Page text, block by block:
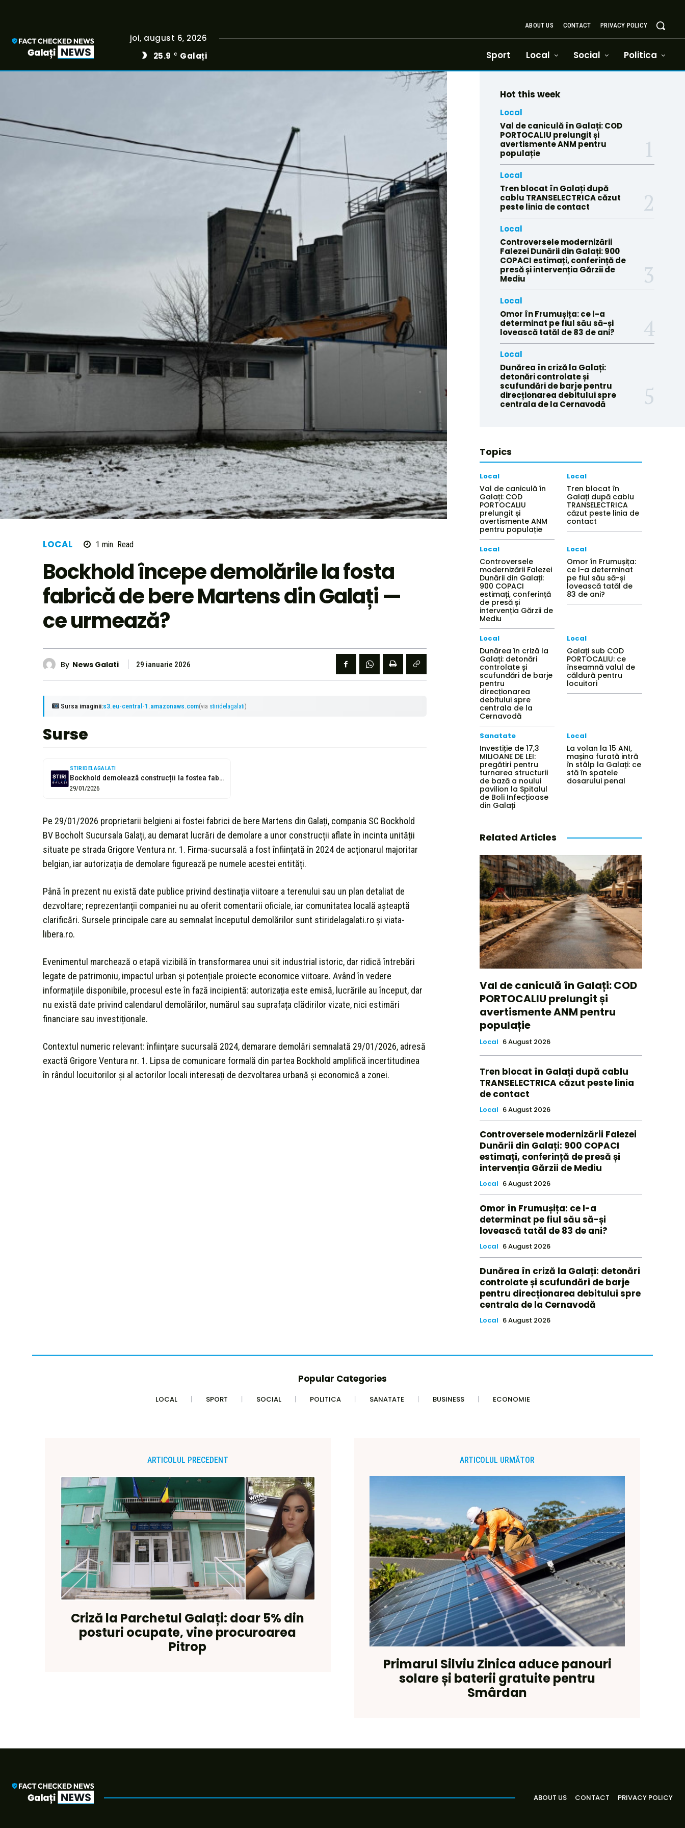
joi, august 6, 2026
25.9
C Galați
ABOUT US CONTACT PRIVACY POLICY
Sport Local Social Politica
LOCAL 1 min. Read
Bockhold începe demolările la fosta
fabrică de bere Martens din Galați —
ce urmează?
By News Galati 29 ianuarie 2026
Sursa imaginii:s3.eu-central-1.amazonaws.com(via stiridelagalati)
Surse
STIRIDELAGALATI
Bockhold demolează construcții la fostea fabrică de bere din Galați
29/01/2026
Pe 29/01/2026 proprietarii belgieni ai fostei fabrici de bere Martens din Galați, compania SC Bockhold
BV Bocholt Sucursala Galați, au demarat lucrări de demolare a unor construcții aflate în incinta unității
situate pe strada Grigore Ventura nr. 1. Firma-sucursală a fost înființată în 2024 de acționarul majoritar
belgian, iar autorizația de demolare figurează pe numele acestei entități.
Până în prezent nu există date publice privind destinația viitoare a terenului sau un plan detaliat de
dezvoltare; reprezentanții companiei nu au oferit comentarii oficiale, iar comunitatea locală așteaptă
clarificări. Sursele principale care au semnalat începutul demolărilor sunt stiridelagalati.ro și viata-
libera.ro.
Evenimentul marchează o etapă vizibilă în transformarea unui sit industrial istoric, dar ridică întrebări
legate de patrimoniu, impactul urban și potențiale proiecte economice viitoare. Având în vedere
informațiile disponibile, procesul este în fază incipientă: autorizația este emisă, lucrările au început, dar
nu există date privind calendarul demolărilor, numărul sau suprafața clădirilor vizate, nici estimări
financiare sau investiționale.
Contextul numeric relevant: înființare sucursală 2024, demarare demolări semnalată 29/01/2026, adresă
exactă Grigore Ventura nr. 1. Lipsa de comunicare formală din partea Bockhold amplifică incertitudinea
în rândul locuitorilor și al actorilor locali interesați de dezvoltarea urbană și economică a zonei.
Hot this week
Local
Val de caniculă în Galați: COD
PORTOCALIU prelungit și
avertismente ANM pentru
populație
Local
Tren blocat în Galați după
cablu TRANSELECTRICA căzut
peste linia de contact
Local
Controversele modernizării
Falezei Dunării din Galați: 900
COPACI estimați, conferință de
presă și intervenția Gărzii de
Mediu
Local
Omor în Frumușița: ce l-a
determinat pe fiul său să-și
lovească tatăl de 83 de ani?
Local
Dunărea în criză la Galați:
detonări controlate și
scufundări de barje pentru
direcționarea debitului spre
centrala de la Cernavodă
Topics
Local
Val de caniculă în
Galați: COD
PORTOCALIU
prelungit și
avertismente ANM
pentru populație
Local
Tren blocat în
Galați după cablu
TRANSELECTRICA
căzut peste linia de
contact
Local
Controversele
modernizării Falezei
Dunării din Galați:
900 COPACI
estimați, conferință
de presă și
intervenția Gărzii de
Mediu
Local
Omor în Frumușița:
ce l-a determinat
pe fiul său să-și
lovească tatăl de
83 de ani?
Local
Dunărea în criză la
Galați: detonări
controlate și
scufundări de barje
pentru
direcționarea
debitului spre
centrala de la
Cernavodă
Local
Galați sub COD
PORTOCALIU: ce
înseamnă valul de
căldură pentru
locuitori
Sanatate
Investiție de 17,3
MILIOANE DE LEI:
pregătiri pentru
turnarea structurii
de bază a noului
pavilion la Spitalul
de Boli Infecțioase
din Galați
Local
La volan la 15 ANI,
mașina furată intră
în stâlp la Galați: ce
stă în spatele
dosarului penal
Related Articles
Val de caniculă în Galați: COD
PORTOCALIU prelungit și
avertismente ANM pentru
populație
Local 6 August 2026
Tren blocat în Galați după cablu
TRANSELECTRICA căzut peste linia
de contact
Local 6 August 2026
Controversele modernizării Falezei
Dunării din Galați: 900 COPACI
estimați, conferință de presă și
intervenția Gărzii de Mediu
Local 6 August 2026
Omor în Frumușița: ce l-a
determinat pe fiul său să-și
lovească tatăl de 83 de ani?
Local 6 August 2026
Dunărea în criză la Galați: detonări
controlate și scufundări de barje
pentru direcționarea debitului spre
centrala de la Cernavodă
Local 6 August 2026
Popular Categories
LOCAL SPORT SOCIAL POLITICA SANATATE BUSINESS ECONOMIE
ARTICOLUL PRECEDENT
Criză la Parchetul Galați: doar 5% din
posturi ocupate, vine procuroarea
Pitrop
ARTICOLUL URMĂTOR
Primarul Silviu Zinica aduce panouri
solare și baterii gratuite pentru
Smârdan
ABOUT US CONTACT PRIVACY POLICY